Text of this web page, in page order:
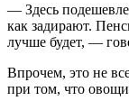
— Здесь
как задирают.
лучше будет, —
Впрочем, это не
при том, что овощи